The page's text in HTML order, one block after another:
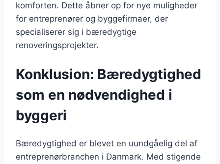
komforten. Dette åbner op for nye muligheder
for entreprenører og byggefirmaer, der
specialiserer sig i bæredygtige
renoveringsprojekter.
Konklusion: Bæredygtighed
som en nødvendighed i
byggeri
Bæredygtighed er blevet en uundgåelig del af
entreprenørbranchen i Danmark. Med stigende